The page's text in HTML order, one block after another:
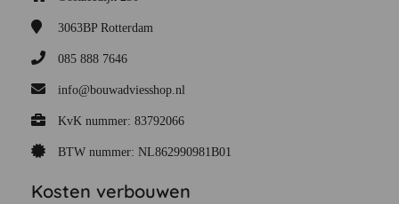
3063BP Rotterdam
085 888 7646
info@bouwadviesshop.nl
KvK nummer: 83792066
BTW nummer: NL862990981B01
Kosten verbouwen